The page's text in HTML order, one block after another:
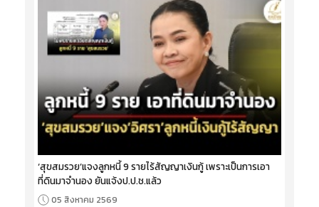
‘สุขสมรวย’แจงลูกหนี้ 9 รายไร้สัญญาเงินกู้ เพราะเป็นการเอา
ที่ดินมาจำนอง ยันแจ้งป.ป.ช.แล้ว
05 สิงหาคม 2569